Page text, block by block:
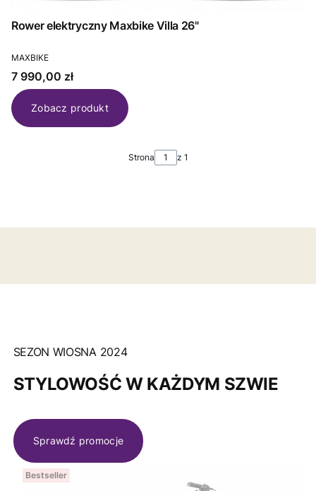
Rower elektryczny Maxbike Villa 26"
PRODUCENT
MAXBIKE
Cena
7 990,00 zł
Zobacz produkt
Strona z 1
SEZON WIOSNA 2024
STYLOWOŚĆ W KAŻDYM SZWIE
Sprawdź promocje
Bestseller